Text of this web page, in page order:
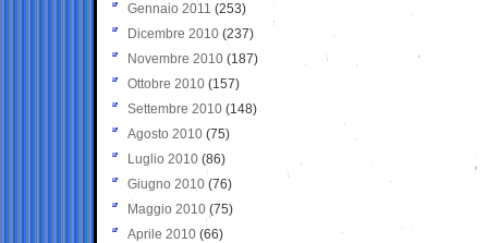
Gennaio 2011 (253)
Dicembre 2010 (237)
Novembre 2010 (187)
Ottobre 2010 (157)
Settembre 2010 (148)
Agosto 2010 (75)
Luglio 2010 (86)
Giugno 2010 (76)
Maggio 2010 (75)
Aprile 2010 (66)